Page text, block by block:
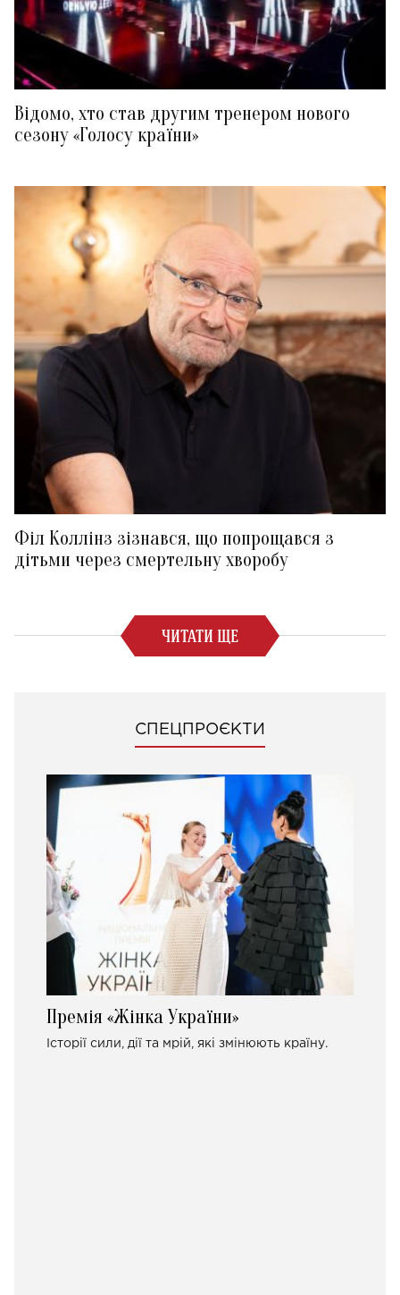
Відомо, хто став другим тренером нового
сезону «Голосу країни»
Філ Коллінз зізнався, що попрощався з
дітьми через смертельну хворобу
ЧИТАТИ ЩЕ
СПЕЦПРОЄКТИ
Премія «Жінка України»
Історії сили, дії та мрій, які змінюють країну.